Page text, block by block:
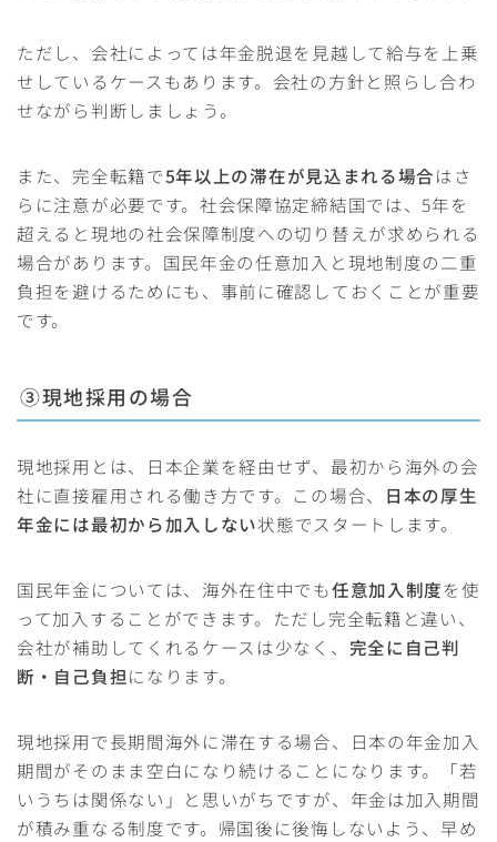
ただし、会社によっては年金脱退を見越して給与を上乗
せしているケースもあります。会社の方針と照らし合わ
せながら判断しましょう。
また、完全転籍で5年以上の滞在が見込まれる場合はさ
らに注意が必要です。社会保障協定締結国では、5年を
超えると現地の社会保障制度への切り替えが求められる
場合があります。国民年金の任意加入と現地制度の二重
負担を避けるためにも、事前に確認しておくことが重要
です。
③現地採用の場合
現地採用とは、日本企業を経由せず、最初から海外の会
社に直接雇用される働き方です。この場合、 日本の厚生
年金には最初から加入しない状態でスタートします。
国民年金については、海外在住中でも任意加入制度を使
って加入することができます。ただし完全転籍と違い、
会社が補助してくれるケースは少なく、 完全に自己判
断・自己負担になります。
現地採用で長期間海外に滞在する場合、日本の年金加入
期間がそのまま空白になり続けることになります。「若
いうちは関係ない」と思いがちですが、年金は加入期間
が積み重なる制度です。帰国後に後悔しないよう、早め